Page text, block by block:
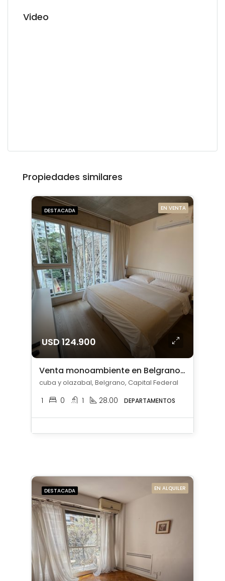
Video
Propiedades similares
DESTACADA EN VENTA
USD 124.900
Venta monoambiente en Belgrano amoblado
cuba y olazabal, Belgrano, Capital Federal
1 0 1 28.00 DEPARTAMENTOS
DESTACADA EN ALQUILER